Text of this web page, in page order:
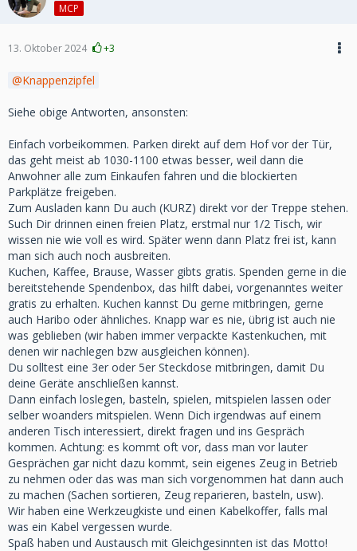
MCP
13. Oktober 2024 +3
Knappenzipfel
Siehe obige Antworten, ansonsten:
Einfach vorbeikommen. Parken direkt auf dem Hof vor der Tür,
das geht meist ab 1030-1100 etwas besser, weil dann die
Anwohner alle zum Einkaufen fahren und die blockierten
Parkplätze freigeben.
Zum Ausladen kann Du auch (KURZ) direkt vor der Treppe stehen.
Such Dir drinnen einen freien Platz, erstmal nur 1/2 Tisch, wir
wissen nie wie voll es wird. Später wenn dann Platz frei ist, kann
man sich auch noch ausbreiten.
Kuchen, Kaffee, Brause, Wasser gibts gratis. Spenden gerne in die
bereitstehende Spendenbox, das hilft dabei, vorgenanntes weiter
gratis zu erhalten. Kuchen kannst Du gerne mitbringen, gerne
auch Haribo oder ähnliches. Knapp war es nie, übrig ist auch nie
was geblieben (wir haben immer verpackte Kastenkuchen, mit
denen wir nachlegen bzw ausgleichen können).
Du solltest eine 3er oder 5er Steckdose mitbringen, damit Du
deine Geräte anschließen kannst.
Dann einfach loslegen, basteln, spielen, mitspielen lassen oder
selber woanders mitspielen. Wenn Dich irgendwas auf einem
anderen Tisch interessiert, direkt fragen und ins Gespräch
kommen. Achtung: es kommt oft vor, dass man vor lauter
Gesprächen gar nicht dazu kommt, sein eigenes Zeug in Betrieb
zu nehmen oder das was man sich vorgenommen hat dann auch
zu machen (Sachen sortieren, Zeug reparieren, basteln, usw).
Wir haben eine Werkzeugkiste und einen Kabelkoffer, falls mal
was ein Kabel vergessen wurde.
Spaß haben und Austausch mit Gleichgesinnten ist das Motto!